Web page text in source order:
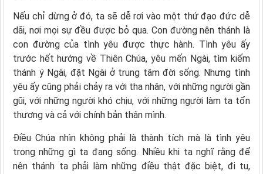
Nếu chỉ dừng ở đó, ta sẽ dễ rơi vào một thứ đạo đức dễ
dãi, nơi mọi sự đều được bỏ qua. Con đường nên thánh là
con đường của tình yêu được thực hành. Tình yêu ấy
trước hết hướng về Thiên Chúa, yêu mến Ngài, tìm kiếm
thánh ý Ngài, đặt Ngài ở trung tâm đời sống. Nhưng tình
yêu ấy cũng phải chảy ra với tha nhân, với những người gần
gũi, với những người khó chịu, với những người làm ta tổn
thương và cả với chính bản thân mình.
Điều Chúa nhìn không phải là thành tích mà là tình yêu
trong những gì ta đang sống. Nhiều khi ta nghĩ rằng để
nên thánh ta phải làm những điều thật đặc biệt, đi tu,